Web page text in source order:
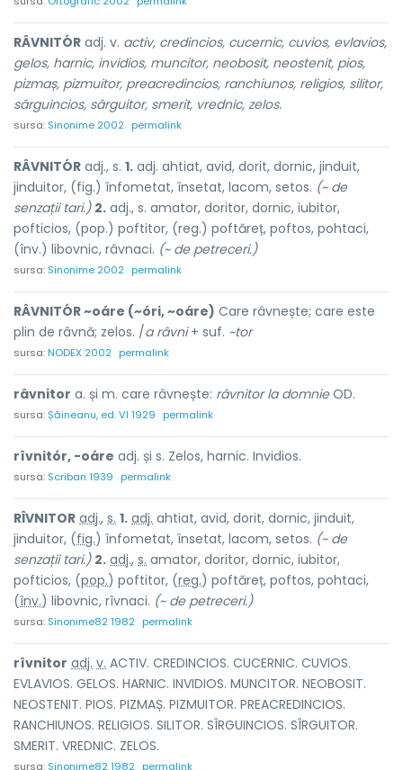
RÂVNITÓR adj. v. activ, credincios, cucernic, cuvios, evlavios,
gelos, harnic, invidios, muncitor, neobosit, neostenit, pios,
pizmaș, pizmuitor, preacredincios, ranchiunos, religios, silitor,
sârguincios, sârguitor, smerit, vrednic, zelos.
sursa: Sinonime 2002 permalink
RÂVNITÓR adj., s. 1. adj. ahtiat, avid, dorit, dornic, jinduit,
jinduitor, (fig.) înfometat, însetat, lacom, setos. (~ de
senzații tari.) 2. adj., s. amator, doritor, dornic, iubitor,
pofticios, (pop.) poftitor, (reg.) poftăreț, poftos, pohtaci,
(înv.) libovnic, râvnaci. (~ de petreceri.)
sursa: Sinonime 2002 permalink
RÂVNITÓR ~oáre (~óri, ~oáre) Care râvnește; care este
plin de râvnă; zelos. /a râvni+ suf. ~tor
sursa:NODEX 2002 permalink
râvnitor a. și m. care râvnește: râvnitor la domnieOD.
sursa:Șăineanu, ed. VI 1929 permalink
rîvnitór, -oáre adj. și s. Zelos, harnic. Invidios.
sursa: Scriban 1939 permalink
RÎVNITOR adj., s. 1. adj. ahtiat, avid, dorit, dornic, jinduit,
jinduitor, (fig.) înfometat, însetat, lacom, setos. (~ de
senzații tari.) 2. adj., s. amator, doritor, dornic, iubitor,
pofticios, (pop.) poftitor, (reg.) poftăreț, poftos, pohtaci,
(înv.) libovnic, rîvnaci. (~ de petreceri.)
sursa: Sinonime82 1982 permalink
rîvnitor adj. v. ACTIV. CREDINCIOS. CUCERNIC. CUVIOS.
EVLAVIOS. GELOS. HARNIC. INVIDIOS. MUNCITOR. NEOBOSIT.
NEOSTENIT. PIOS. PIZMAȘ. PIZMUITOR. PREACREDINCIOS.
RANCHIUNOS. RELIGIOS. SILITOR. SÎRGUINCIOS. SÎRGUITOR.
SMERIT. VREDNIC. ZELOS.
sursa: Sinonime82 1982 permalink